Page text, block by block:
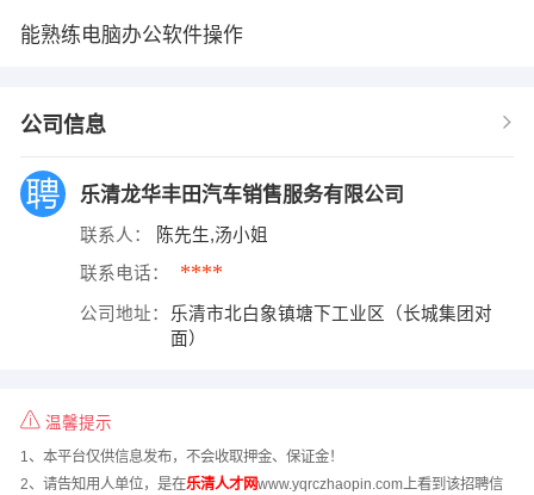
能熟练电脑办公软件操作
公司信息
乐清龙华丰田汽车销售服务有限公司
联系人： 陈先生,汤小姐
联系电话： ****
公司地址：
乐清市北白象镇塘下工业区（长城集团对
面）
温馨提示
1、本平台仅供信息发布，不会收取押金、保证金！
2、请告知用人单位，是在乐清人才网www.yqrczhaopin.com上看到该招聘信